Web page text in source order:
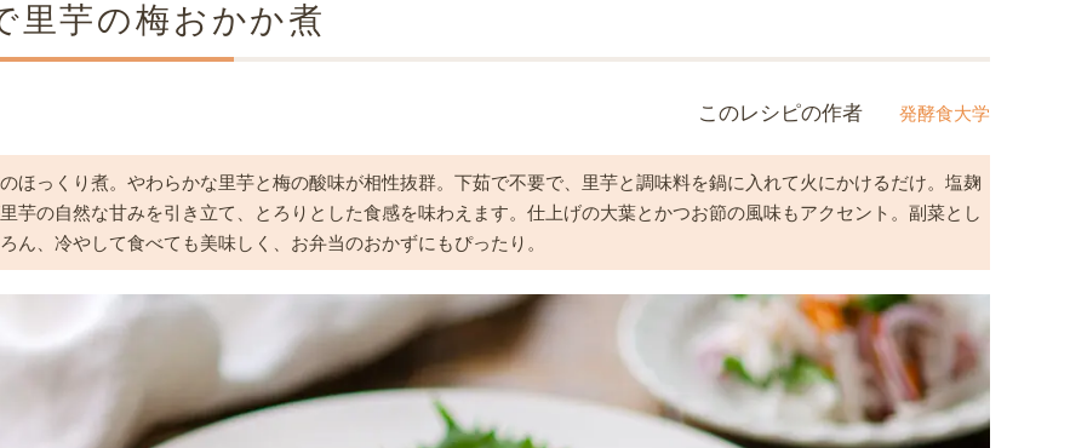
里芋の梅おかか煮
このレシピの作者 発酵食大学
ほっくり煮。やわらかな里芋と梅の酸味が相性抜群。下茹で不要で、里芋と調味料を鍋に入れて火にかけるだけ。塩麹
芋の自然な甘みを引き立て、とろりとした食感を味わえます。仕上げの大葉とかつお節の風味もアクセント。副菜とし
ん、冷やして食べても美味しく、お弁当のおかずにもぴったり。